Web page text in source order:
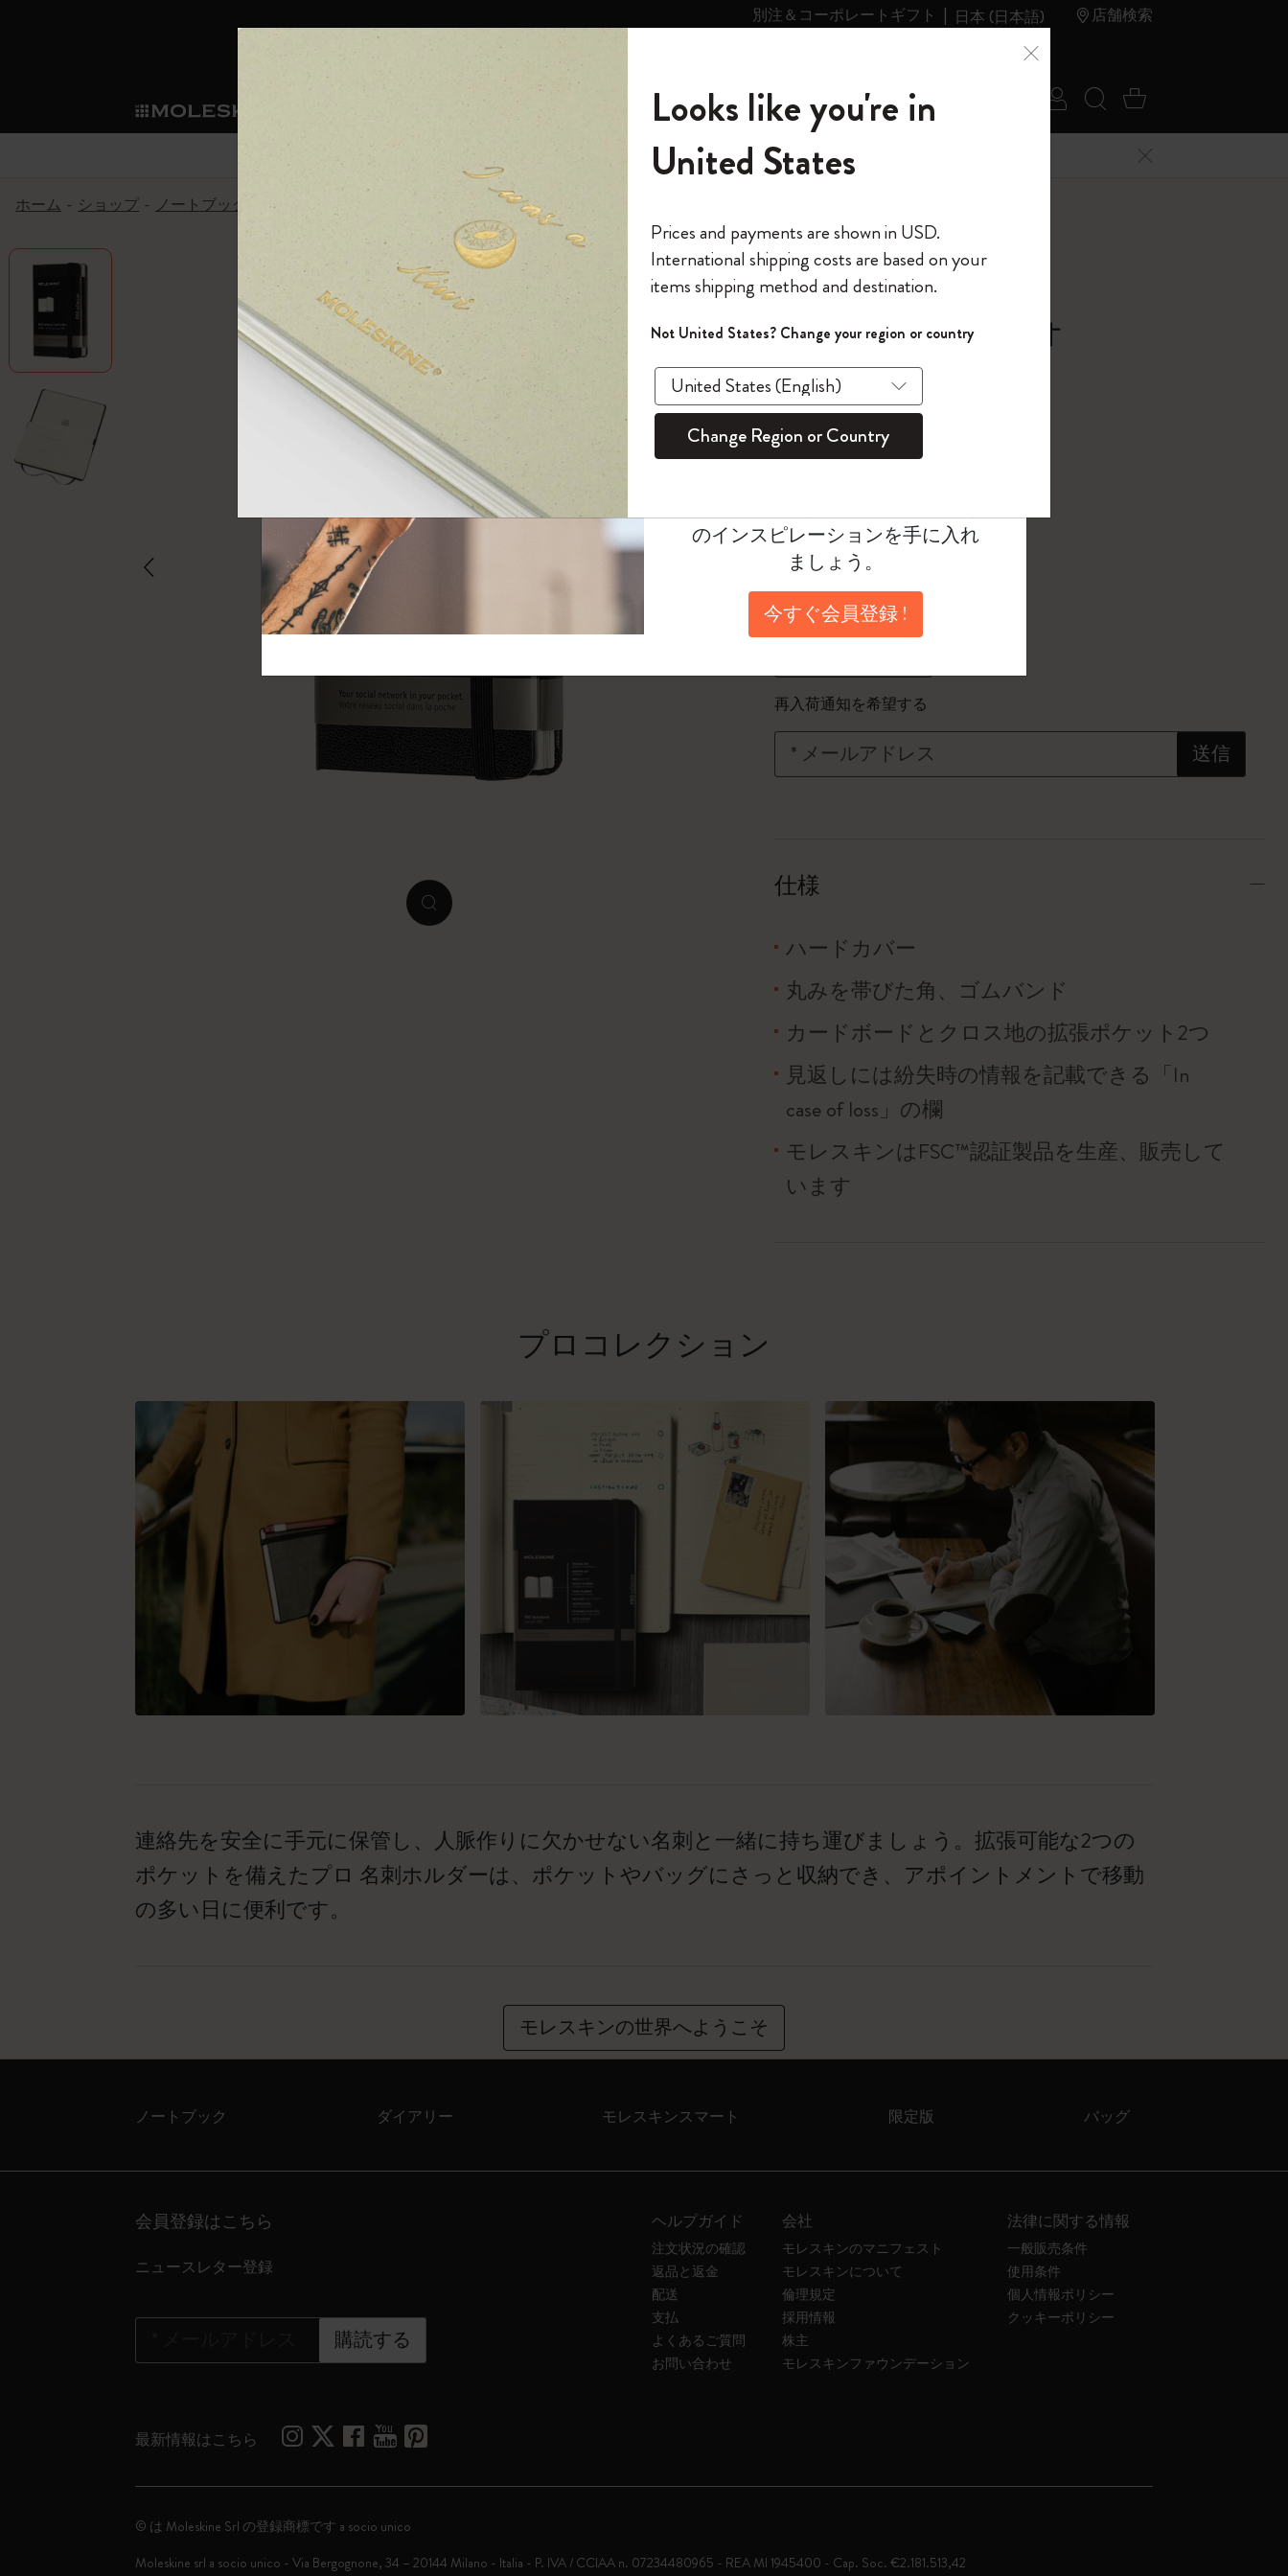
別注＆コーポレートギフト 日本 (日本語) 店舗検索
ショ
ノートブック
ノートブック
The Original Notebook
ミニノートブックチャーム
カイエ ＆ ジャーナル
セット
パッションジャーナル
スチューデントカイエジャーナル
サブカテゴリ
ダイアリー
パーソナル・ダイアリー
12カ月ダイアリー
15ヶ月プランナー
ウィークリープランナー
デイリープランナー
マンスリープランナー
ライフプランナー・コレクション
モレスキンスマート
サブカテゴリ
すべて見る
スマートライティング・システム
モレスキンスマートスマートとは
アプリ・サービス
ライティングツール
サブカテゴリ
モレスキンスマート
Blackwing x モレスキン
Kaweco x モレスキン
ペン & ペンシル
限定版ノートブック
Reframe サングラス
ムーミン コレクション
キム・ジョンギコレクション
「Alice's Adventures in Wonderland」コレ
『ロード・オブ・ザ・リング』コレク
カラーパターン ノートブック
サクラコレクション
馬年コレクション
ナサにインスパイアされたコレクショ
ン
キム・ジョンギコレクション
Impressions of Impressionism コレクショ
ン
カサ・バトリョ 限定版コレクション
ゴッホ美術館
すべて見る
バックパック
限定版バックパック
Shopper paper – made Collection
アートを愛する方への贈り物
プロフェッショナルへの贈り物
ミニマリストへの贈り物
マキシマリストへの贈り物
健康を愛する方への贈り物です
趣味を愛する方へのギフト
サブカテゴリ
カントリー・テーマ・ピンズ・コレク
ション
サブカテゴリ
プライドをいつも胸に
Mardi Mercredi × モレスキン
スマートライティング・シス
サブカテゴリ
スマートライティング・システム
スマートノートブック
スマートダイアリー
モレスキンスマートスマート
アプリ・サービス
サブカテゴリ
Notes
モレスキン Journal
モレスキン Planner
パーソナライズサ
ービス
サブカテゴリ
カスタムダイアリー
カスタムノートブック
和紙テープ
ミニノートブックチャーム
別注＆コーポレートギフト
リー
の世界
サブカテゴリ
モレスキンメンバーシップ
我々の歴史
モレスキンのマニフェスト
ペンと紙の力
持続可能な創造性
ール
ログイン
今すぐメンバー登録
ウェルカムオファー: 次回のご購入時に10% オフと送料無料
通常特典: パーソナライズの2冊ご購入で1冊無料
バースデー特典: 1回限りの割引（1ヶ月有効）
先行プレビュー: 新作コレクションへの先行アクセス
伝説的なお得情報: 会員限定の特別サプライズ
セールへの早期アクセス: お得な情報をいち早くチェック
モレスキン限定イベント: 優先アクセス
返品期間の延長: 1ヶ月間
モレスキンの世界へようこそ
*メールアドレス
*パスワード
このデバイスで情報を保存する
ログイン
検索 (キーワード
カート 0 アイ
6,500円以上のご購入で送料無料 メニューを閉じる
ホーム ショップ ノートブック プロコレクション プロ ポートフォリオ
zoom.cta
在庫切れ
プロ ポートフォリオ
ブラック
¥ 2,090
Select a color
Select a size
XS 6.5x10.5 cm
数量が1に更新されました
再入荷通知を希望する
送信
* メールアドレス
仕様
ハードカバー
丸みを帯びた角、ゴムバンド
カードボードとクロス地の拡張ポケット2つ
見返しには紛失時の情報を記載できる「In
case of loss」の欄
モレスキンはFSC™認証製品を生産、販売して
います
プロコレクション
連絡先を安全に手元に保管し、人脈作りに欠かせない名刺と一緒に持ち運びましょう。拡張可能な2つの
ポケットを備えたプロ 名刺ホルダーは、ポケットやバッグにさっと収納でき、アポイントメントで移動
の多い日に便利です。
モレスキンの世界へようこそ
ノートブック ダイアリー モレスキンスマート 限定版 バッグ
会員登録はこちら
ニュースレター登録
購読する
ヘルプガイド
注文状況の確認
返品と返金
配送
支払
よくあるご質問
お問い合わせ
会社
モレスキンのマニフェスト
モレスキンについて
倫理規定
採用情報
株主
モレスキンファウンデーション
法律に関する情報
一般販売条件
使用条件
個人情報ポリシー
クッキーポリシー
最新情報はこちら
© は Moleskine Srl の登録商標です a socio unico
Moleskine srl a socio unico - Via Bergognone, 34 – 20144 Milano - Italia - P. IVA / CCIAA n. 07234480965 - REA MI 1945400 - Cap. Soc. €2.181.513,42
モレスキンの世界へようこそ
今すぐ会員登録して、コード
「WELCOME10」を入力すると、初
回注文が10%オフ＋送料無料になり
ます。セール・アウトレット品は
適用外。
のインスピレーションを手に入れ
ましょう。
今すぐ会員登録 !
Looks like you're in
United States
Prices and payments are shown in USD.
International shipping costs are based on your
items shipping method and destination.
Not United States? Change your region or country
Change Region or Country